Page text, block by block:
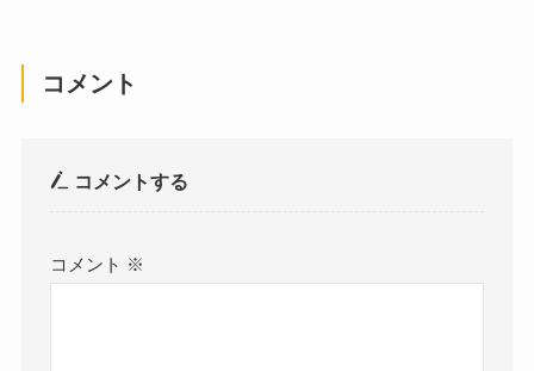
コメント
コメントする
コメント ※